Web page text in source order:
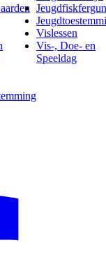
Vislessen
Vis-, Doe- en
Speeldag